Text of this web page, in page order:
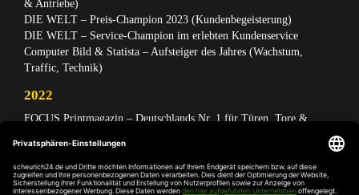
& Antriebe)
DIE WELT – Preis-Champion 2023 (Kundenbegeisterung)
DIE WELT – Service-Champion im erlebten Kundenservice
Computer Bild & Statista – Aufsteiger des Jahres (Wachstum,
Traffic, Technik)
2022
FOCUS Printmagazin – Deutschlands Nr. 1 für Türen, Tore &
Deutschland Test – Bester Onlineshop 2022
FOCUS Money – Branchensieger „Rund ums Haus“
DIE WELT – Service-Champion im erlebten Kundenservice